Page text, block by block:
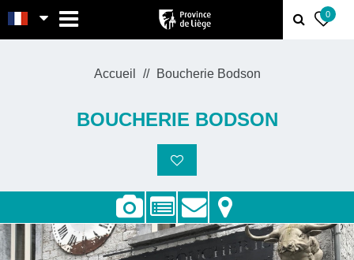
0
Accueil Boucherie Bodson
BOUCHERIE BODSON